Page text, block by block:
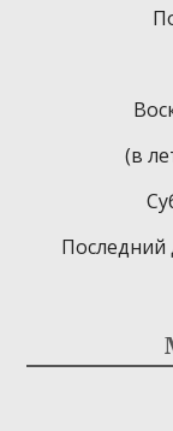
(в
Последний